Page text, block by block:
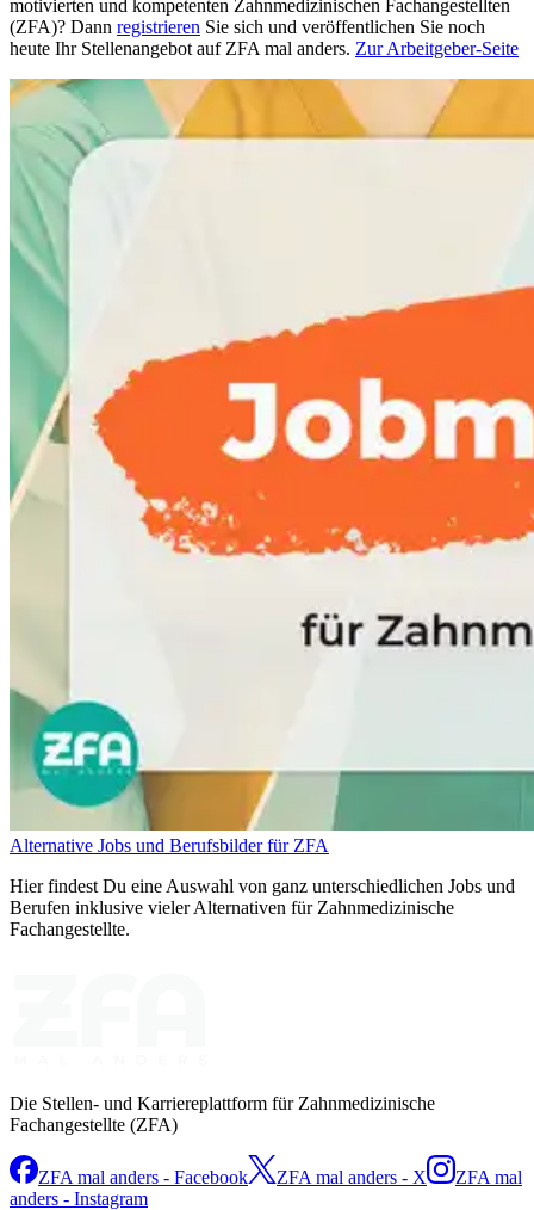
motivierten und kompetenten Zahnmedizinischen Fachangestellten
(ZFA)? Dann registrieren Sie sich und veröffentlichen Sie noch
heute Ihr Stellenangebot auf ZFA mal anders. Zur Arbeitgeber-Seite
Alternative Jobs und Berufsbilder für ZFA
Hier findest Du eine Auswahl von ganz unterschiedlichen Jobs und
Berufen inklusive vieler Alternativen für Zahnmedizinische
Fachangestellte.
Die Stellen- und Karriereplattform für Zahnmedizinische
Fachangestellte (ZFA)
ZFA mal anders - Facebook ZFA mal anders - X
ZFA mal
anders - Instagram